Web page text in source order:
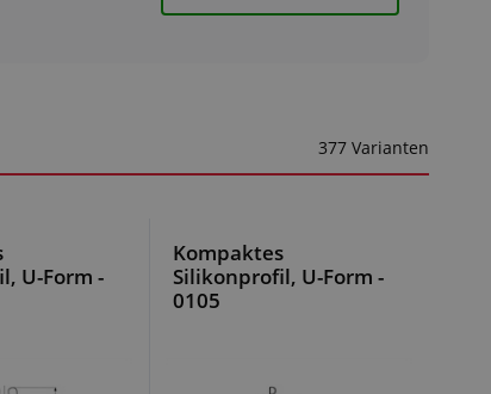
377 Varianten
U-Form -
Kompaktes
Silikonprofil, U-Form -
0105